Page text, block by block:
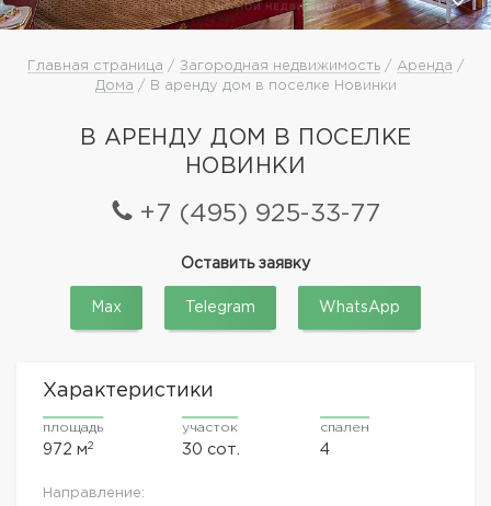
Главная страница / Загородная недвижимость/ Аренда /
Дома / В аренду дом в поселке Новинки
В АРЕНДУ ДОМ В ПОСЕЛКЕ
НОВИНКИ
+7 (495) 925-33-77
Оставить заявку
Max Telegram WhatsApp
Характеристики
площадь
972 м2
участок
30 сот.
спален
4
Направление: